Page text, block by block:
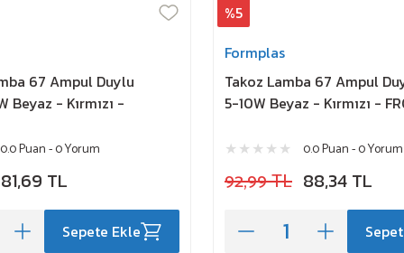
67 Ampul Duylu
Beyaz - Kırmızı -
0.0 Puan - 0 Yorum
81,69 TL
Sepete Ekle
%5
Formplas
Takoz Lamba 67 Ampul
5-10W Beyaz - Kırmızı -
0.0 Puan - 0 Yorum
92,99 TL 88,34 TL